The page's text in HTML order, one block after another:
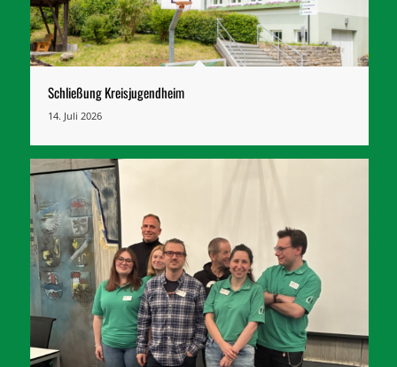
Schließung Kreisjugendheim
14. Juli 2026